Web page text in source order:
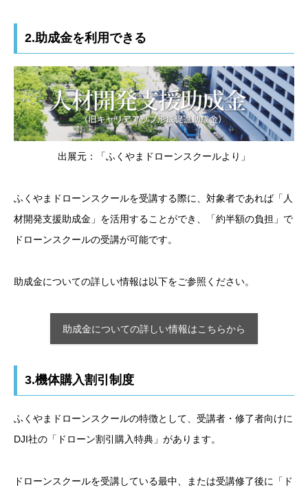
2.助成金を利用できる
出展元：「ふくやまドローンスクールより」
ふくやまドローンスクールを受講する際に、対象者であれば「人
材開発支援助成金」を活用することができ、「約半額の負担」で
ドローンスクールの受講が可能です。
助成金についての詳しい情報は以下をご参照ください。
助成金についての詳しい情報はこちらから
3.機体購入割引制度
ふくやまドローンスクールの特徴として、受講者・修了者向けに
DJI社の「ドローン割引購入特典」があります。
ドローンスクールを受講している最中、または受講修了後に「ド